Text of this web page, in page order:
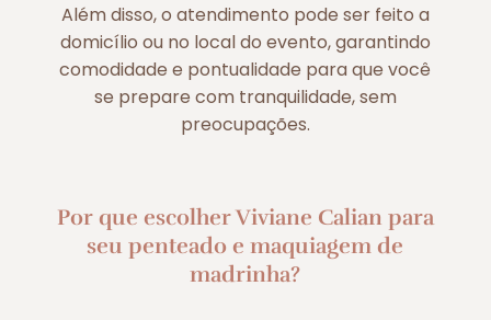
Além disso, o atendimento pode ser feito a
domicílio ou no local do evento, garantindo
comodidade e pontualidade para que você
se prepare com tranquilidade, sem
preocupações.
Por que escolher Viviane Calian para
seu penteado e maquiagem de
madrinha?